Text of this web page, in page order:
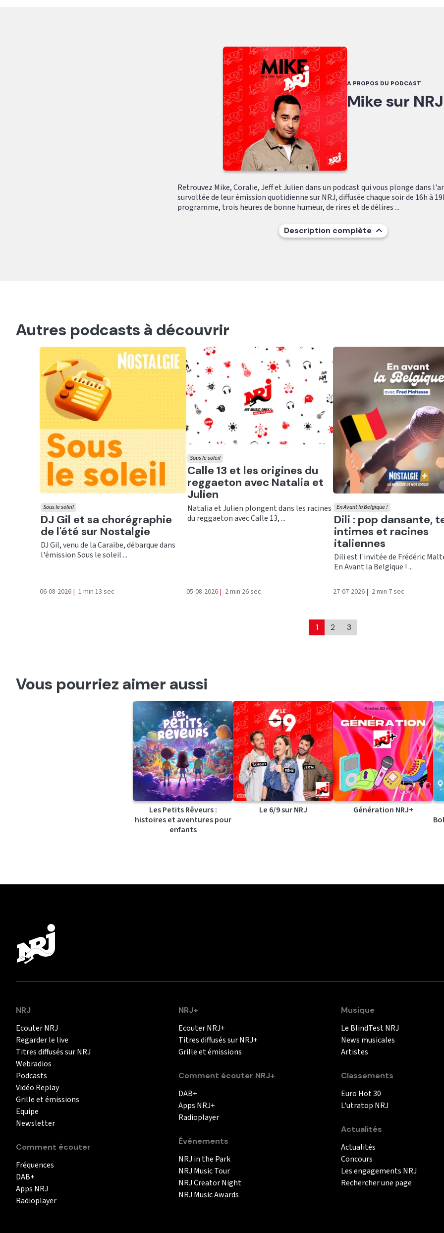
A PROPOS DU PODCAST
Mike sur NRJ
Retrouvez Mike, Coralie, Jeff et Julien dans un podcast qui vous plonge dans
survoltée de leur émission quotidienne sur NRJ, diffusée chaque soir de 16h à
programme, trois heures de bonne humeur, de rires et de délires ...
Description complète
Autres podcasts à découvrir
Ecouter
DJ Gil et sa chorégraphie
de l'été sur Nostalgie
Sous le soleil
DJ Gil, venu de la Caraïbe, débarque dans
l'émission Sous le soleil ...
06-08-2026 | 1 min 13 sec
Ecouter
Calle 13 et les origines du
reggaeton avec Natalia et
Julien
Sous le soleil
Natalia et Julien plongent dans les racines
du reggaeton avec Calle 13, ...
05-08-2026 | 2 min 26 sec
Ecouter
Dili : pop dansante,
intimes et racines
italiennes
En Avant la Belgique !
Dili est l'invitée de Frédéric
En Avant la Belgique ! ...
27-07-2026 | 2 min 7 sec
1 2 3
Vous pourriez aimer aussi
Les Petits Rêveurs :
histoires et aventures pour
enfants
Le 6/9 sur NRJ Génération NRJ+
NRJ
Ecouter NRJ
Regarder le live
Titres diffusés sur NRJ
Webradios
Podcasts
Vidéo Replay
Grille et émissions
Equipe
Newsletter
Comment écouter
Fréquences
DAB+
Apps NRJ
Radioplayer
NRJ+
Ecouter NRJ+
Titres diffusés sur NRJ+
Grille et émissions
Comment écouter NRJ+
DAB+
Apps NRJ+
Radioplayer
Événements
NRJ in the Park
NRJ Music Tour
NRJ Creator Night
NRJ Music Awards
Musique
Le BlindTest NRJ
News musicales
Artistes
Classements
Euro Hot 30
L'utratop NRJ
Actualités
Actualités
Concours
Les engagements NRJ
Rechercher une page